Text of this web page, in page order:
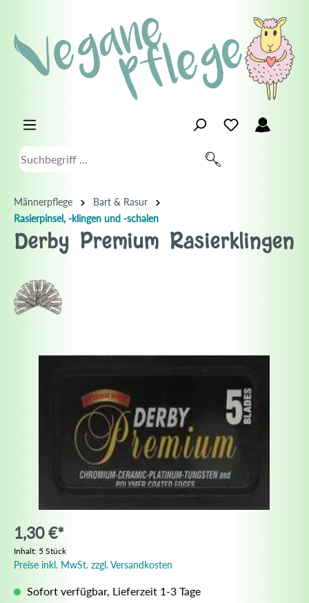
Männerpflege
Bart & Rasur
Rasierpinsel, -klingen und -schalen
Derby Premium Rasierklingen
1,30 €*
Inhalt: 5 Stück
Preise inkl. MwSt. zzgl. Versandkosten
Sofort verfügbar, Lieferzeit 1-3 Tage